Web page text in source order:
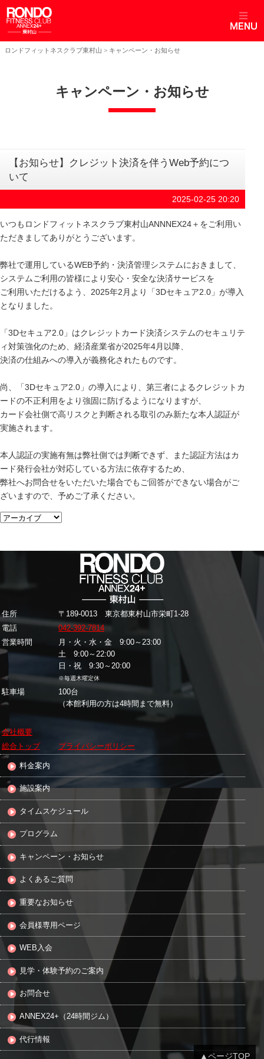
ロンドフィットネスクラブ東村山 > キャンペーン・お知らせ
キャンペーン・お知らせ
【お知らせ】クレジット決済を伴うWeb予約につ
いて
2025-02-25 20:20
いつもロンドフィットネスクラブ東村山ANNNEX24＋をご利用い
ただきましてありがとうございます。
弊社で運用しているWEB予約・決済管理システムにおきまして、
システムご利用の皆様により安心・安全な決済サービスを
ご利用いただけるよう、2025年2月より「3Dセキュア2.0」が導入
となりました。
「3Dセキュア2.0」はクレジットカード決済システムのセキュリテ
ィ対策強化のため、経済産業省が2025年4月以降、
決済の仕組みへの導入が義務化されたものです。
尚、「3Dセキュア2.0」の導入により、第三者によるクレジットカ
ードの不正利用をより強固に防げるようになりますが、
カード会社側で高リスクと判断される取引のみ新たな本人認証が
実施されます。
本人認証の実施有無は弊社側では判断できず、また認証方法はカ
ード発行会社が対応している方法に依存するため、
弊社へお問合せをいただいた場合でもご回答ができない場合がご
ざいますので、予めご了承ください。
▲ページTOP
住所
〒189-0013 東京都東村山市栄町1-28
電話
042-392-7814
営業時間
月・火・水・金 9:00～23:00
土 9:00～22:00
日・祝 9:30～20:00
※毎週木曜定休
駐車場
100台
（本館利用の方は4時間まで無料）
会社概要
総合トップ
プライバシーポリシー
料金案内
施設案内
タイムスケジュール
プログラム
キャンペーン・お知らせ
よくあるご質問
重要なお知らせ
会員様専用ページ
WEB入会
見学・体験予約のご案内
お問合せ
ANNEX24+（24時間ジム）
代行情報